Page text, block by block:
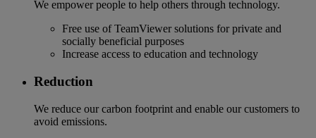
We empower people to help others through technology.
Free use of TeamViewer solutions for private and
socially beneficial purposes
Increase access to education and technology
Reduction
We reduce our carbon footprint and enable our customers to
avoid emissions.